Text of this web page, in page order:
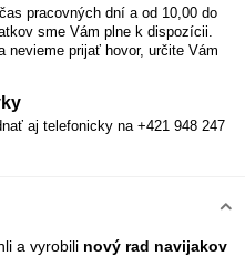
pracovných dní a od 10,00 do
sme Vám plne k dispozícii.
nevieme prijať hovor, určite Vám
aj telefonicky na +421 948 247
a vyrobili nový rad navijakov